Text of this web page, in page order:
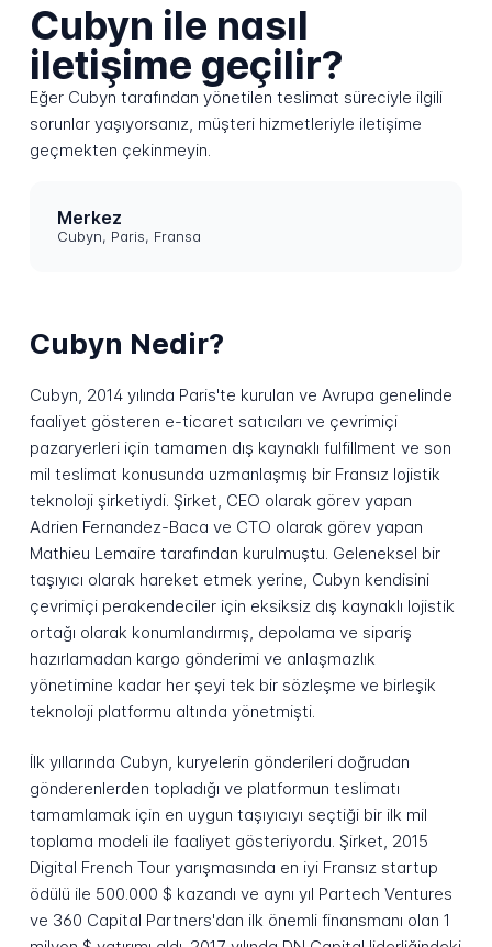
Cubyn ile nasıl
iletişime geçilir?
Eğer Cubyn tarafından yönetilen teslimat süreciyle ilgili
sorunlar yaşıyorsanız, müşteri hizmetleriyle iletişime
geçmekten çekinmeyin.
Merkez
Cubyn, Paris, Fransa
Cubyn Nedir?
Cubyn, 2014 yılında Paris'te kurulan ve Avrupa genelinde
faaliyet gösteren e-ticaret satıcıları ve çevrimiçi
pazaryerleri için tamamen dış kaynaklı fulfillment ve son
mil teslimat konusunda uzmanlaşmış bir Fransız lojistik
teknoloji şirketiydi. Şirket, CEO olarak görev yapan
Adrien Fernandez-Baca ve CTO olarak görev yapan
Mathieu Lemaire tarafından kurulmuştu. Geleneksel bir
taşıyıcı olarak hareket etmek yerine, Cubyn kendisini
çevrimiçi perakendeciler için eksiksiz dış kaynaklı lojistik
ortağı olarak konumlandırmış, depolama ve sipariş
hazırlamadan kargo gönderimi ve anlaşmazlık
yönetimine kadar her şeyi tek bir sözleşme ve birleşik
teknoloji platformu altında yönetmişti.
İlk yıllarında Cubyn, kuryelerin gönderileri doğrudan
gönderenlerden topladığı ve platformun teslimatı
tamamlamak için en uygun taşıyıcıyı seçtiği bir ilk mil
toplama modeli ile faaliyet gösteriyordu. Şirket, 2015
Digital French Tour yarışmasında en iyi Fransız startup
ödülü ile 500.000 $ kazandı ve aynı yıl Partech Ventures
ve 360 Capital Partners'dan ilk önemli finansmanı olan 1